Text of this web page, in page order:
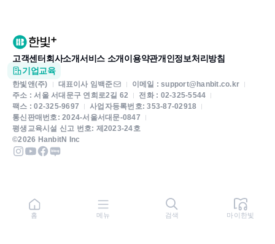
홈 메뉴 검색 마이한빛
고객센터 회사소개서비스 소개 이용약관개인정보처리방침
기업교육
한빛앤(주) 대표이사 임백준
이메일 : support@hanbit.co.kr
주소 : 서울 서대문구 연희로2길 62
전화 : 02-325-5544
팩스 : 02-325-9697
사업자등록번호: 353-87-02918
통신판매번호: 2024-서울서대문-0847
평생교육시설 신고 번호: 제2023-24호
©2026 HanbitN Inc